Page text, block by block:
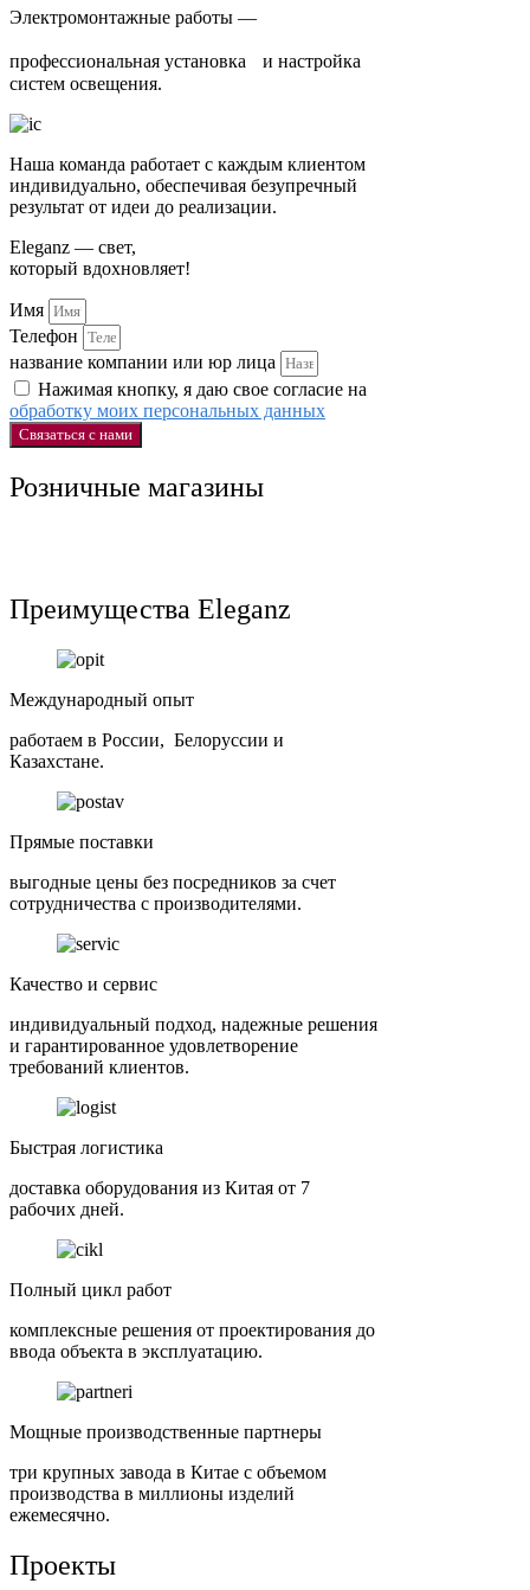
Электромонтажные работы —
профессиональная установка и настройка
систем освещения.
Наша команда работает с каждым клиентом
индивидуально, обеспечивая безупречный
результат от идеи до реализации.
Eleganz — свет,
который вдохновляет!
Имя
Телефон
название компании или юр лица
Нажимая кнопку, я даю свое согласие на
обработку моих персональных данных
Связаться с нами
Розничные магазины
Преимущества Eleganz
Международный опыт
работаем в России, Белоруссии и
Казахстане.
Прямые поставки
выгодные цены без посредников за счет
сотрудничества с производителями.
Качество и сервис
индивидуальный подход, надежные решения
и гарантированное удовлетворение
требований клиентов.
Быстрая логистика
доставка оборудования из Китая от 7
рабочих дней.
Полный цикл работ
комплексные решения от проектирования до
ввода объекта в эксплуатацию.
Мощные производственные партнеры
три крупных завода в Китае с объемом
производства в миллионы изделий
ежемесячно.
Проекты